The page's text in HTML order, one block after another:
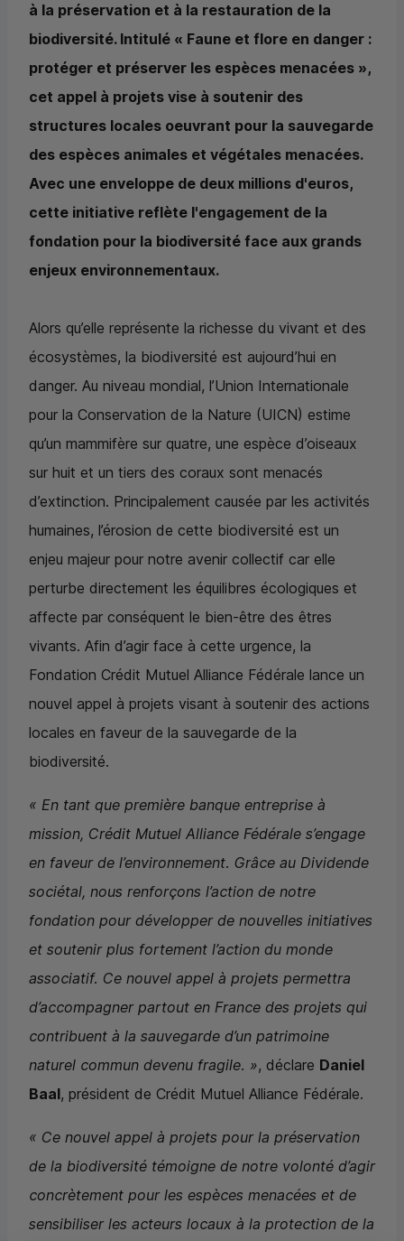
à la préservation et à la restauration de la
biodiversité. Intitulé « Faune et flore en danger :
protéger et préserver les espèces menacées »,
cet appel à projets vise à soutenir des
structures locales oeuvrant pour la sauvegarde
des espèces animales et végétales menacées.
Avec une enveloppe de deux millions d'euros,
cette initiative reflète l'engagement de la
fondation pour la biodiversité face aux grands
enjeux environnementaux.
Alors qu’elle représente la richesse du vivant et des
écosystèmes, la biodiversité est aujourd’hui en
danger. Au niveau mondial, l’Union Internationale
pour la Conservation de la Nature (UICN) estime
qu’un mammifère sur quatre, une espèce d’oiseaux
sur huit et un tiers des coraux sont menacés
d’extinction. Principalement causée par les activités
humaines, l’érosion de cette biodiversité est un
enjeu majeur pour notre avenir collectif car elle
perturbe directement les équilibres écologiques et
affecte par conséquent le bien-être des êtres
vivants. Afin d’agir face à cette urgence, la
Fondation Crédit Mutuel Alliance Fédérale lance un
nouvel appel à projets visant à soutenir des actions
locales en faveur de la sauvegarde de la
biodiversité.
« En tant que première banque entreprise à
mission, Crédit Mutuel Alliance Fédérale s’engage
en faveur de l’environnement. Grâce au Dividende
sociétal, nous renforçons l’action de notre
fondation pour développer de nouvelles initiatives
et soutenir plus fortement l’action du monde
associatif. Ce nouvel appel à projets permettra
d’accompagner partout en France des projets qui
contribuent à la sauvegarde d’un patrimoine
naturel commun devenu fragile. », déclare Daniel
Baal, président de Crédit Mutuel Alliance Fédérale.
« Ce nouvel appel à projets pour la préservation
de la biodiversité témoigne de notre volonté d’agir
concrètement pour les espèces menacées et de
sensibiliser les acteurs locaux à la protection de la